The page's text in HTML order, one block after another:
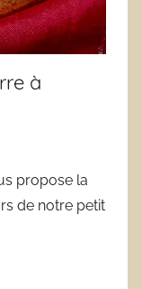
à
propose la
de notre petit